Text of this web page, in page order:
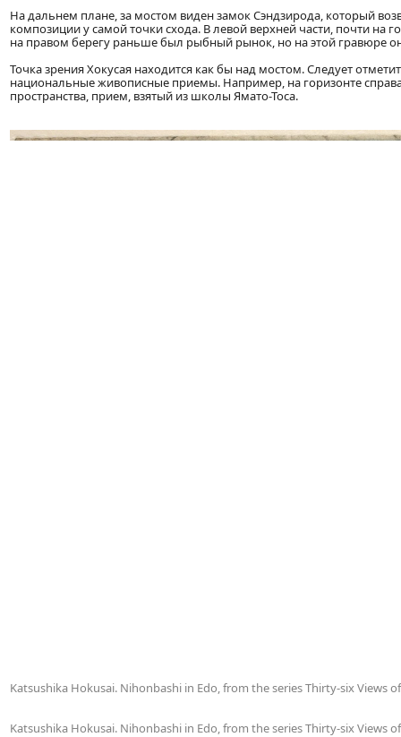
На дальнем плане, за мостом виден замок Сэндзирода, который
композиции у самой точки схода. В левой верхней части, почти
на правом берегу раньше был рыбный рынок, но на этой гравюре
Точка зрения Хокусая находится как бы над мостом. Следует
национальные живописные приемы. Например, на горизонте
пространства, прием, взятый из школы Ямато-Тоса.
Katsushika Hokusai. Nihonbashi in Edo, from the series Thirty-six Views
Katsushika Hokusai. Nihonbashi in Edo, from the series Thirty-six Views